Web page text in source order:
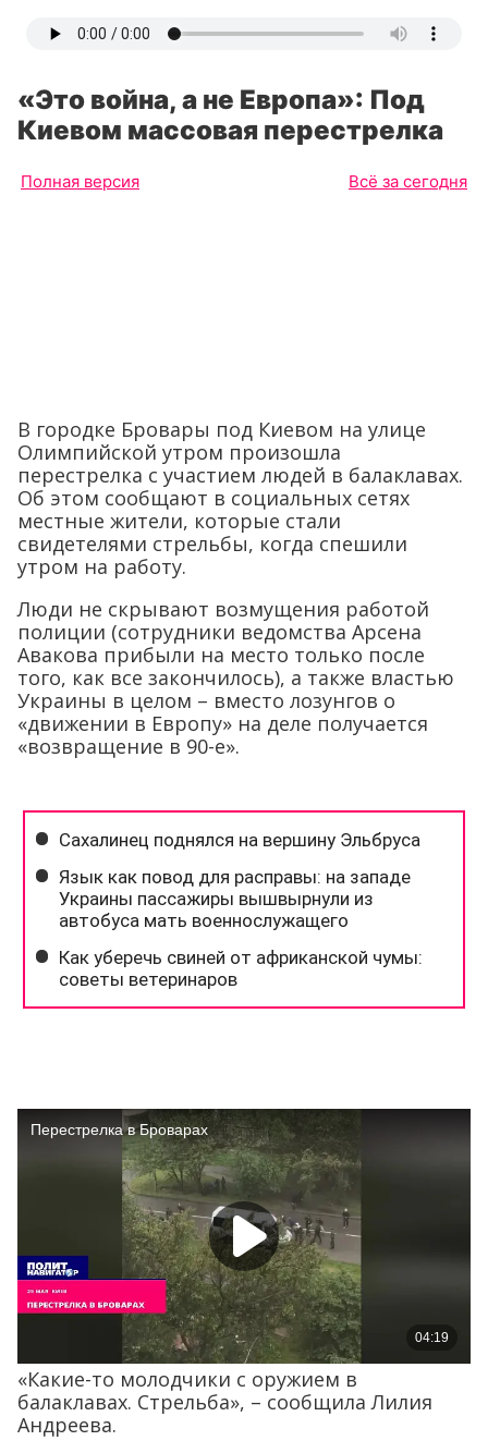
«Это война, а не Европа»: Под
Киевом массовая перестрелка
Полная версия Всё за сегодня
В городке Бровары под Киевом на улице
Олимпийской утром произошла
перестрелка с участием людей в балаклавах.
Об этом сообщают в социальных сетях
местные жители, которые стали
свидетелями стрельбы, когда спешили
утром на работу.
Люди не скрывают возмущения работой
полиции (сотрудники ведомства Арсена
Авакова прибыли на место только после
того, как все закончилось), а также властью
Украины в целом – вместо лозунгов о
«движении в Европу» на деле получается
«возвращение в 90-е».
«Какие-то молодчики с оружием в
балаклавах. Стрельба», – сообщила Лилия
Андреева.